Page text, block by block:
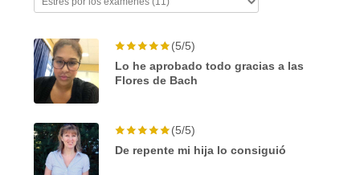
(5/5)
Lo he aprobado todo gracias a las
Flores de Bach
(5/5)
De repente mi hija lo consiguió